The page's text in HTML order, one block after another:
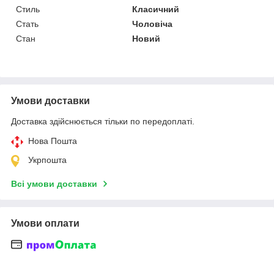
Стиль
Класичний
Стать
Чоловіча
Стан
Новий
Умови доставки
Доставка здійснюється тільки по передоплаті.
Нова Пошта
Укрпошта
Всі умови доставки
Умови оплати